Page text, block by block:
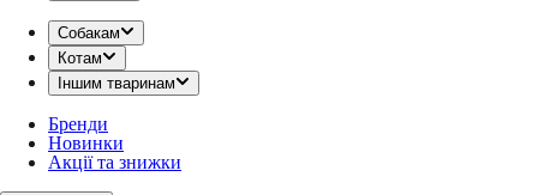
Собакам
Котам
Іншим тваринам
Бренди
Новинки
Акції та знижки